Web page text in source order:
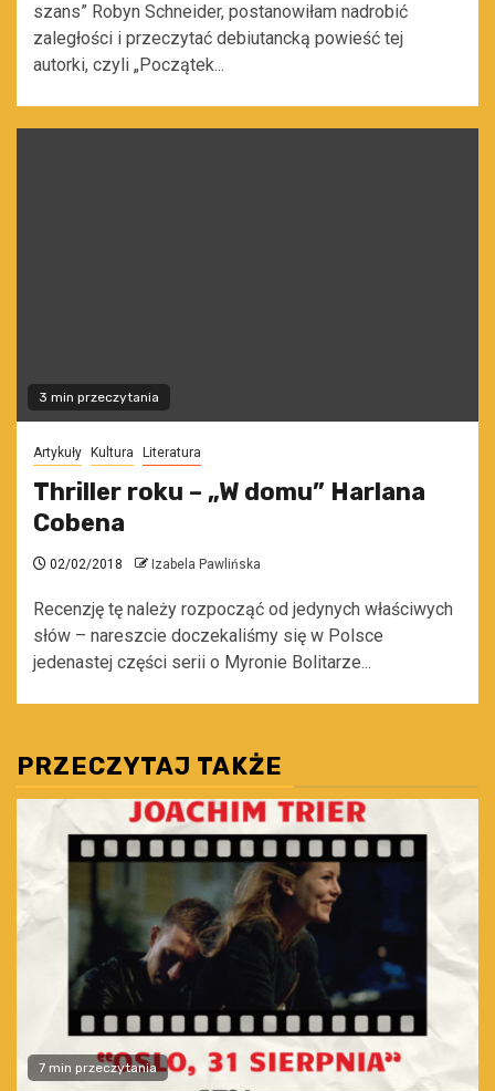
szans” Robyn Schneider, postanowiłam nadrobić
zaległości i przeczytać debiutancką powieść tej
autorki, czyli „Początek...
3 min przeczytania
Artykuły Kultura Literatura
Thriller roku – „W domu” Harlana
Cobena
02/02/2018 Izabela Pawlińska
Recenzję tę należy rozpocząć od jedynych właściwych
słów – nareszcie doczekaliśmy się w Polsce
jedenastej części serii o Myronie Bolitarze...
PRZECZYTAJ TAKŻE
7 min przeczytania